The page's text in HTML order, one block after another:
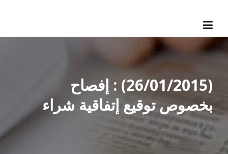
(26/01/2015) : إفصاح
بخصوص توقيع إتفاقية شراء